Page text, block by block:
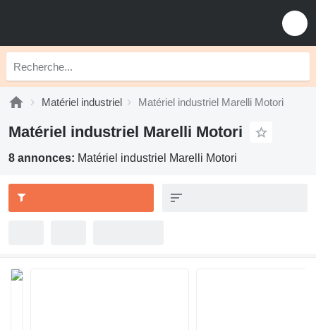
Matériel industriel Matériel industriel Marelli Motori
Matériel industriel Marelli Motori
8 annonces: Matériel industriel Marelli Motori